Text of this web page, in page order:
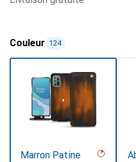
Couleur 124
Marron Patine